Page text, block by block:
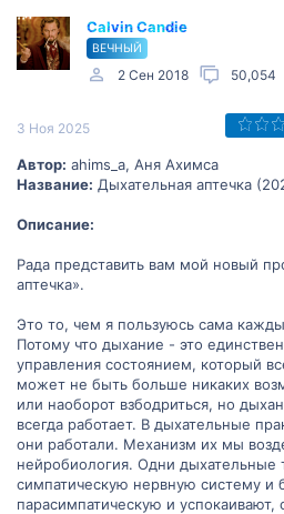
Calvin Candie
ВЕЧНЫЙ
2 Сен 2018 50,054
3 Ноя 2025
Автор: ahims_a, Аня Ахимса
Название: Дыхательная аптечка
Описание:
Рада представить вам мой новый
аптечка».
Это то, чем я пользуюсь сама
Потому что дыхание - это
управления состоянием, который
может не быть больше никаких
или наоборот взбодриться, но
всегда работает. В дыхательные
они работали. Механизм их мы
нейробиология. Одни дыхательные
симпатическую нервную систему и
парасимпатическую и успокаивают,